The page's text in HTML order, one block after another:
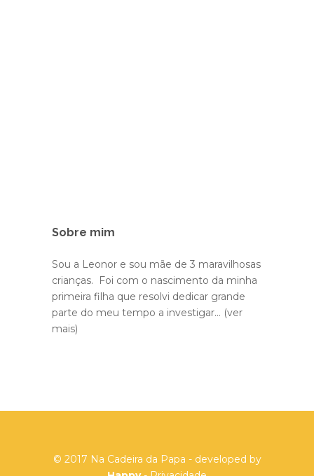
Sobre mim
Sou a Leonor e sou mãe de 3 maravilhosas
crianças. Foi com o nascimento da minha
primeira filha que resolvi dedicar grande
parte do meu tempo a investigar... (ver
mais)
© 2017 Na Cadeira da Papa - developed by